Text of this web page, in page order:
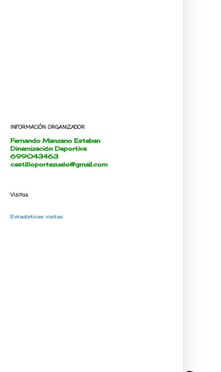
INFORMACIÓN ORGANIZADOR
Fernando Manzano Esteban
Dinamización Deportiva
699043463
castilloportezuelo@gmail.com
Visitas
Estadisticas visitas